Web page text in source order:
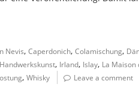
Nevis, Caperdonich, Colamischung,
Handwerkskunst, Irland, Islay, La Maison
, Whisky Leave a comment